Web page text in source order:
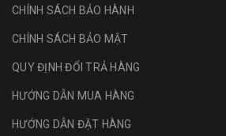
CHÍNH SÁCH BẢO HÀNH
CHÍNH SÁCH BẢO MẬT
QUY ĐỊNH ĐỔI TRẢ HÀNG
HƯỚNG DẪN MUA HÀNG
HƯỚNG DẪN ĐẶT HÀNG